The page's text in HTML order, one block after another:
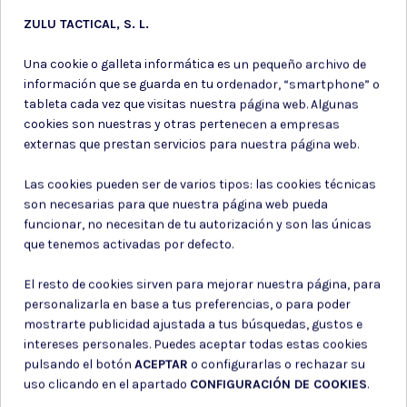
Baterias li-po
CARGADOR BATERIA LIPO/LI-
ION 7.4/11.1V 20W NEGRO
Cargadores mid-
cap
CARGADOR FUSIL G36 MID-
CAP NEGRO
14,70 €
Suscríbete a nuestro boletín
ZULU TACTICAL, S. L.
Una cookie o galleta informática es un pequeño archivo de
información que se guarda en tu ordenador, “smartphone” o
tableta cada vez que visitas nuestra página web. Algunas
cookies son nuestras y otras pertenecen a empresas
externas que prestan servicios para nuestra página web.
Las cookies pueden ser de varios tipos: las cookies técnicas
son necesarias para que nuestra página web pueda
funcionar, no necesitan de tu autorización y son las únicas
que tenemos activadas por defecto.
El resto de cookies sirven para mejorar nuestra página, para
personalizarla en base a tus preferencias, o para poder
mostrarte publicidad ajustada a tus búsquedas, gustos e
intereses personales. Puedes aceptar todas estas cookies
pulsando el botón ACEPTAR o configurarlas o rechazar su
uso clicando en el apartado CONFIGURACIÓN DE COOKIES.